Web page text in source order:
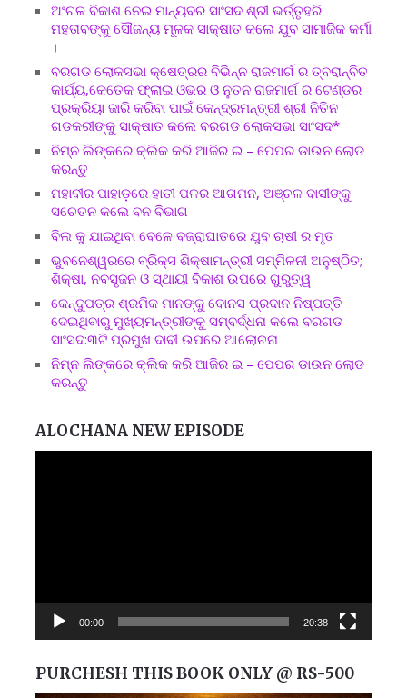
ଅଂଚଳ ବିକାଶ ନେଇ ମାନ୍ୟବର ସାଂସଦ ଶ୍ରୀ ଭର୍ତ୍ତୃହରି
ମହତାବଙ୍କୁ ସୌଜନ୍ୟ ମୂଳକ ସାକ୍ଷାତ କଲେ ଯୁବ ସାମାଜିକ କର୍ମୀ
।
ବରଗଡ ଲୋକସଭା କ୍ଷେତ୍ରର ବିଭିନ୍ନ ରାଜମାର୍ଗ ର ତ୍ବରାନ୍ବିତ
କାର୍ଯ୍ୟ,କେତେକ ଫ୍ଲାଇ ଓଭର ଓ ନୁତନ ରାଜମାର୍ଗ ର ଟେଣ୍ଡର
ପ୍ରକ୍ରିୟା ଜାରି କରିବା ପାଇଁ କେନ୍ଦ୍ରମନ୍ତ୍ରୀ ଶ୍ରୀ ନିତିନ
ଗଡକରୀଙ୍କୁ ସାକ୍ଷାତ କଲେ ବରଗଡ ଲୋକସଭା ସାଂସଦ*
ନିମ୍ନ ଲିଙ୍କରେ କ୍ଲିକ କରି ଆଜିର ଇ – ପେପର ଡାଉନ ଲୋଡ
କରନ୍ତୁ
ମହାବୀର ପାହାଡ଼ରେ ହାତୀ ପଳର ଆଗମନ, ଅଞ୍ଚଳ ବାସୀଙ୍କୁ
ସଚେତନ କଲେ ବନ ବିଭାଗ
ବିଲ କୁ ଯାଇଥିବା ବେଳେ ବଜ୍ରାଘାତରେ ଯୁବ ଚାଷୀ ର ମୃତ
ଭୁବନେଶ୍ୱରରେ ବ୍ରିକ୍ସ ଶିକ୍ଷାମନ୍ତ୍ରୀ ସମ୍ମିଳନୀ ଅନୁଷ୍ଠିତ;
ଶିକ୍ଷା, ନବସୃଜନ ଓ ସ୍ଥାୟୀ ବିକାଶ ଉପରେ ଗୁରୁତ୍ୱ
କେନ୍ଦୁପତ୍ର ଶ୍ରମିକ ମାନଙ୍କୁ ବୋନସ ପ୍ରଦାନ ନିଷ୍ପତ୍ତି
ଦେଇଥିବାରୁ ମୁଖ୍ୟମନ୍ତ୍ରୀଙ୍କୁ ସମ୍ବର୍ଦ୍ଧନା କଲେ ବରଗଡ
ସାଂସଦ:୩ଟି ପ୍ରମୁଖ ଦାବୀ ଉପରେ ଆଲୋଚନା
ନିମ୍ନ ଲିଙ୍କରେ କ୍ଲିକ କରି ଆଜିର ଇ – ପେପର ଡାଉନ ଲୋଡ
କରନ୍ତୁ
ALOCHANA NEW EPISODE
00:00 20:38
PURCHESH THIS BOOK ONLY @ RS-500